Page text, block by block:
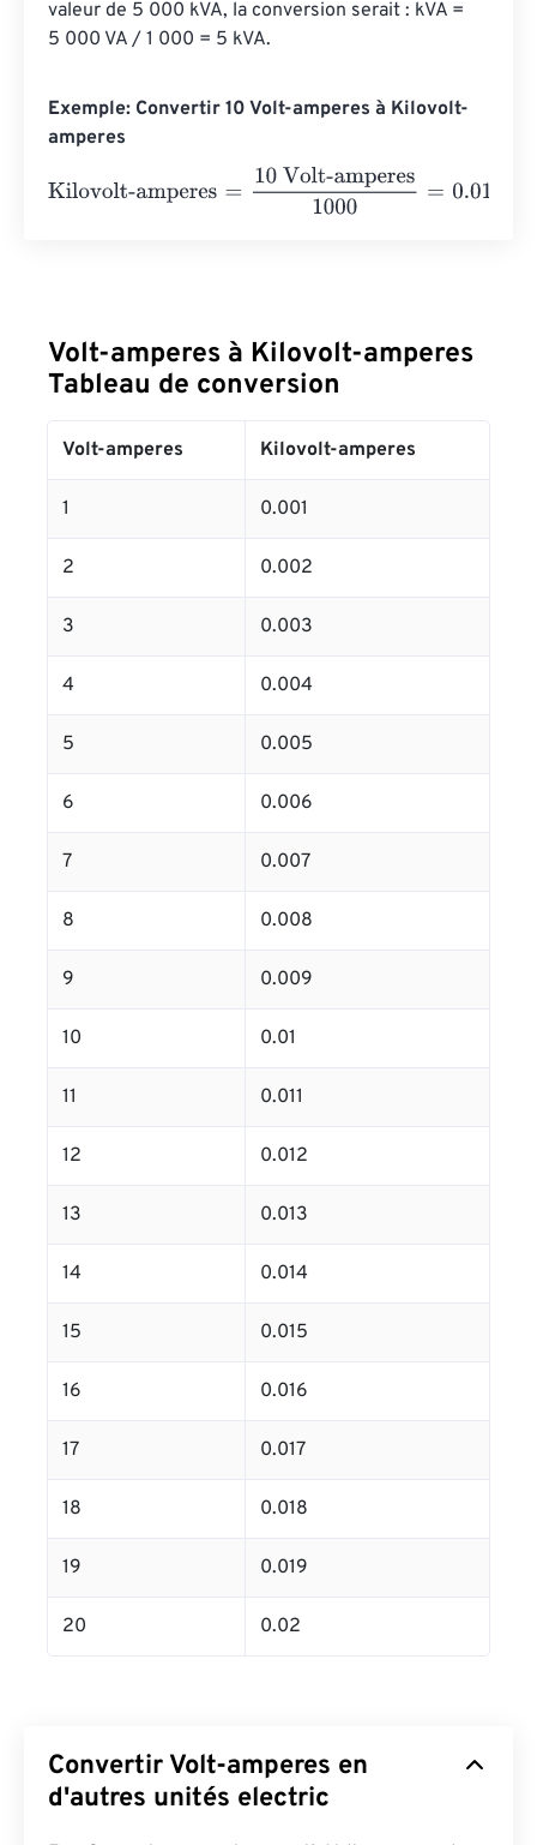
valeur de 5 000 kVA, la conversion serait : kVA =
5 000 VA / 1 000 = 5 kVA.
Exemple: Convertir 10 Volt-amperes à Kilovolt-
amperes
Kilovolt-amperes
10 Volt-amperes1000=0.01 Kilovolt-
Volt-amperes à Kilovolt-amperes
Tableau de conversion
Volt-amperes Kilovolt-amperes
1 0.001
2 0.002
3 0.003
4 0.004
5 0.005
6 0.006
7 0.007
8 0.008
9 0.009
10 0.01
11 0.011
12 0.012
13 0.013
14 0.014
15 0.015
16 0.016
17 0.017
18 0.018
19 0.019
20 0.02
Convertir Volt-amperes en
d'autres unités electric